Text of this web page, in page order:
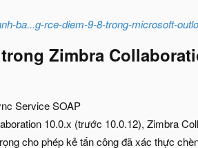
ba...g-rce-diem-9-8-trong-microsoft-
Zimbra
Service SOAP
10.0.x (trước 10.0.12), Zimbra
cho phép kẻ tấn công đã xác thực